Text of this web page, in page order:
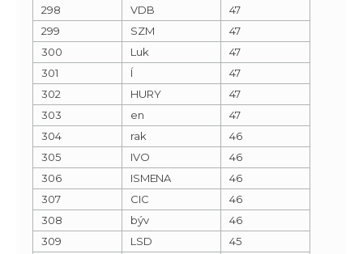
298 VDB
47
299
SZM
47
300
Luk
47
301
Í
47
302
HURY
47
303
en
47
304
rak
46
305
IVO
46
306
ISMENA
46
307
CIC
46
308
býv
46
309
LSD
45